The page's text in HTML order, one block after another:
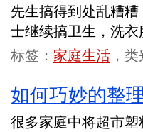
先生搞得到处乱糟
士继续搞卫生，洗
标签： 家庭生活 ，
如何巧妙的整
很多家庭中将超市